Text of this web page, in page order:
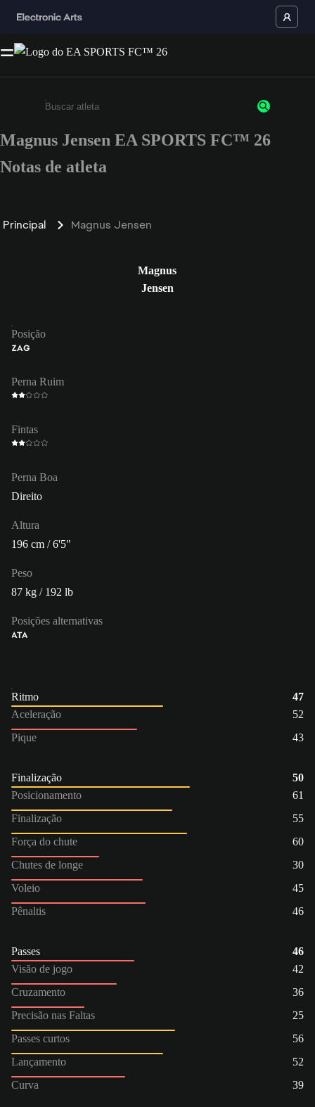
Insira pelo menos 3 caracteres ou números
Magnus Jensen EA SPORTS FC™ 26
Notas de atleta
Principal Magnus Jensen
Magnus
Jensen
Posição
ZAG
Perna Ruim
Fintas
Perna Boa
Direito
Altura
196 cm / 6'5"
Peso
87 kg / 192 lb
Posições alternativas
ATA
Ritmo
47
Aceleração
52
Pique
43
Finalização
50
Posicionamento
61
Finalização
55
Força do chute
60
Chutes de longe
30
Voleio
45
Pênaltis
46
Passes
46
Visão de jogo
42
Cruzamento
36
Precisão nas Faltas
25
Passes curtos
56
Lançamento
52
Curva
39